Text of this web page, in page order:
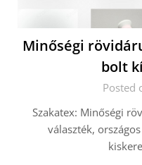
Minőségi
bolt
Posted
Szakatex: Minőségi
választék,